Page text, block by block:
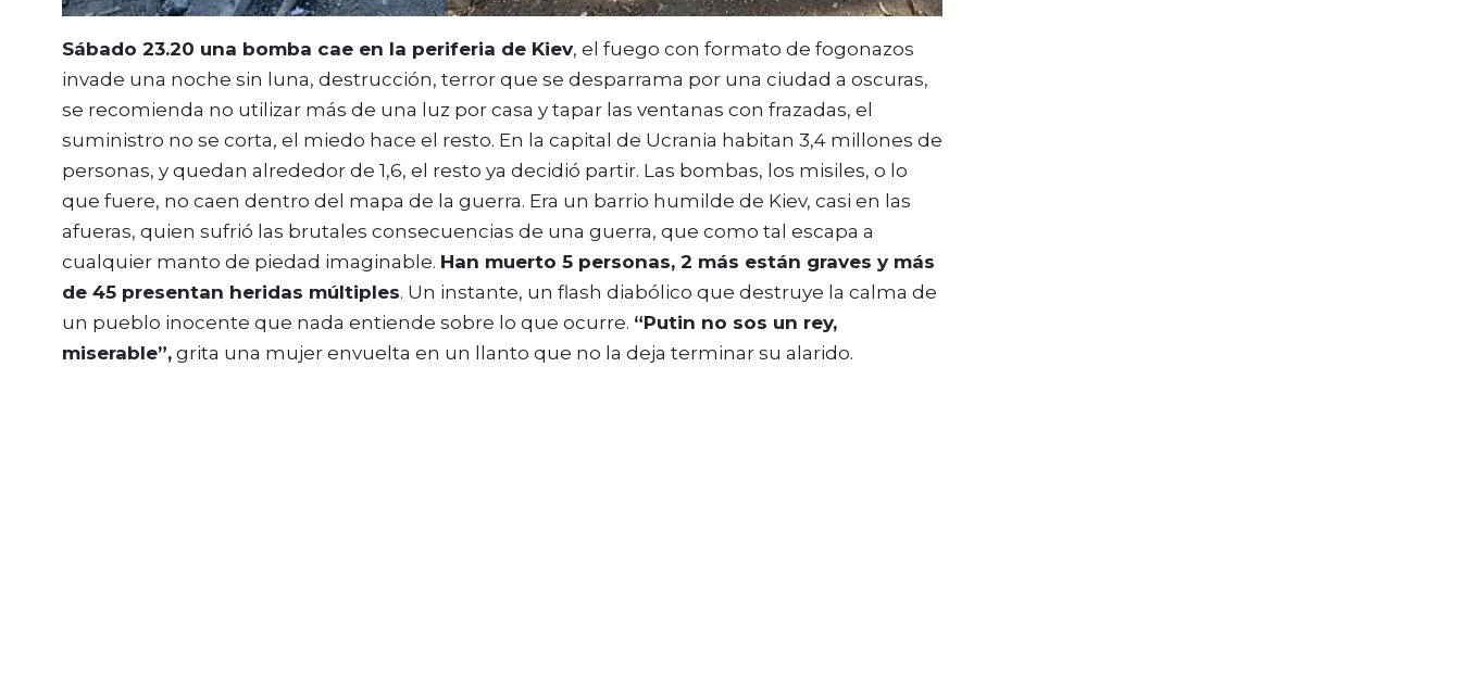
Sábado 23.20 una bomba cae en la periferia de Kiev, el fuego con formato de fogonazos
invade una noche sin luna, destrucción, terror que se desparrama por una ciudad a oscuras,
se recomienda no utilizar más de una luz por casa y tapar las ventanas con frazadas, el
suministro no se corta, el miedo hace el resto. En la capital de Ucrania habitan 3,4 millones de
personas, y quedan alrededor de 1,6, el resto ya decidió partir. Las bombas, los misiles, o lo
que fuere, no caen dentro del mapa de la guerra. Era un barrio humilde de Kiev, casi en las
afueras, quien sufrió las brutales consecuencias de una guerra, que como tal escapa a
cualquier manto de piedad imaginable. Han muerto 5 personas, 2 más están graves y más
de 45 presentan heridas múltiples. Un instante, un flash diabólico que destruye la calma de
un pueblo inocente que nada entiende sobre lo que ocurre. “Putin no sos un rey,
miserable”, grita una mujer envuelta en un llanto que no la deja terminar su alarido.